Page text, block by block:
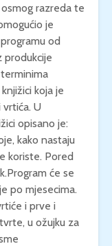
razreda te
je
od
produkcije
koja je
U
opisano je:
kako nastaju
koriste. Pored
će se
po mjesecima.
i prve i
u ožujku za